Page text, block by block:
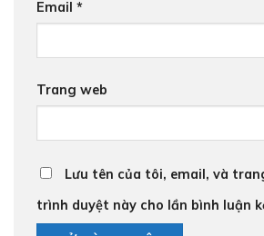
Email *
Trang web
Lưu tên của tôi, email, và
trình duyệt này cho lần bình luận